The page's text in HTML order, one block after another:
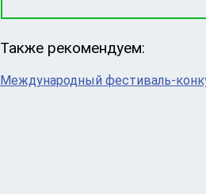
Также рекомендуем:
Международный фестиваль-